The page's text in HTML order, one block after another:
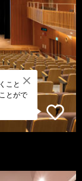
こと
とがで